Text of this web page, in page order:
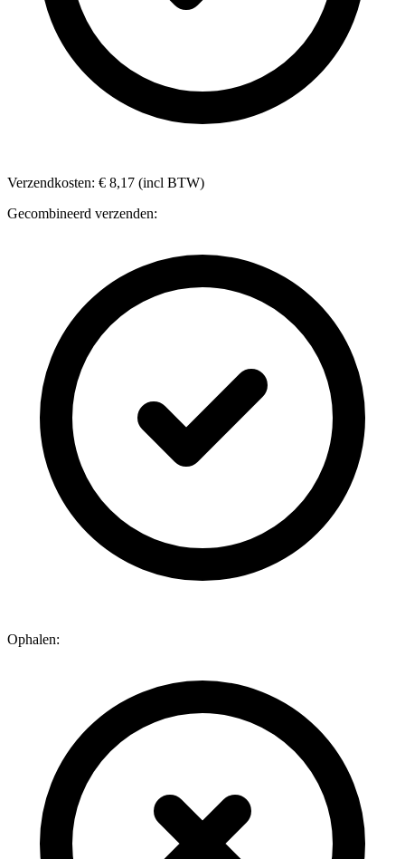
Verzendkosten: € 8,17 (incl BTW)
Gecombineerd verzenden:
Ophalen: